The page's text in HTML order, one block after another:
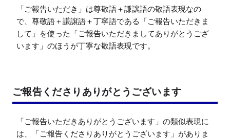
「ご報告いただき」は尊敬語＋謙譲語の敬語表現なの
で、尊敬語＋謙譲語＋丁寧語である「ご報告いただきま
して」を使った「ご報告いただきましてありがとうござ
います」のほうが丁寧な敬語表現です。
ご報告くださりありがとうございます
「ご報告いただきありがとうございます」の類似表現に
は、「ご報告くださりありがとうございます」がありま